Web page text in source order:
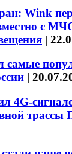
Wink
с
|
самые
|
4G-
трассы